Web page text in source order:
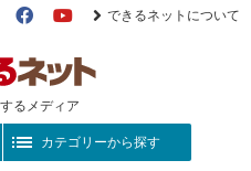
るメディア
X（旧
FacebookYouTube
できるネットについて
カテゴリーから探す